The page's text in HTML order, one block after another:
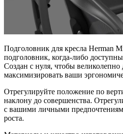
Подголовник для кресла Herman
подголовник, когда-либо
Создан с нуля, чтобы
максимизировать ваши
Отрегулируйте положение по
наклону до совершенства.
с вашими личными
роста.